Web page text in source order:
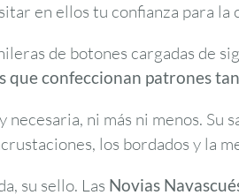
en ellos tu confianza para
de botones cargadas de
que confeccionan patrones
necesaria, ni más ni menos. Su
los bordados y la
su sello. Las Novias